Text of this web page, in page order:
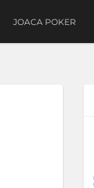
JOACA POKER